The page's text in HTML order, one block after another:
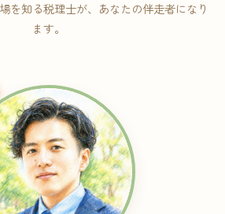
を知る税理士が、あなたの伴走者になり
ます。